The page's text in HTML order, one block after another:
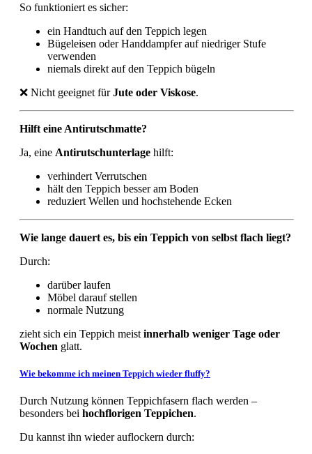
So funktioniert es sicher:
ein Handtuch auf den Teppich legen
Bügeleisen oder Handdampfer auf niedriger Stufe
verwenden
niemals direkt auf den Teppich bügeln
❌ Nicht geeignet fürJute oder Viskose.
Hilft eine Antirutschmatte?
Ja, eine Antirutschunterlage hilft:
verhindert Verrutschen
hält den Teppich besser am Boden
reduziert Wellen und hochstehende Ecken
Wie lange dauert es, bis ein Teppich von selbst flach liegt?
Durch:
darüber laufen
Möbel darauf stellen
normale Nutzung
zieht sich ein Teppich meist innerhalb weniger Tage oder
Wochen glatt.
Wie bekomme ich meinen Teppich wieder fluffy?
Durch Nutzung können Teppichfasern flach werden –
besonders bei hochflorigen Teppichen.
Du kannst ihn wieder auflockern durch: